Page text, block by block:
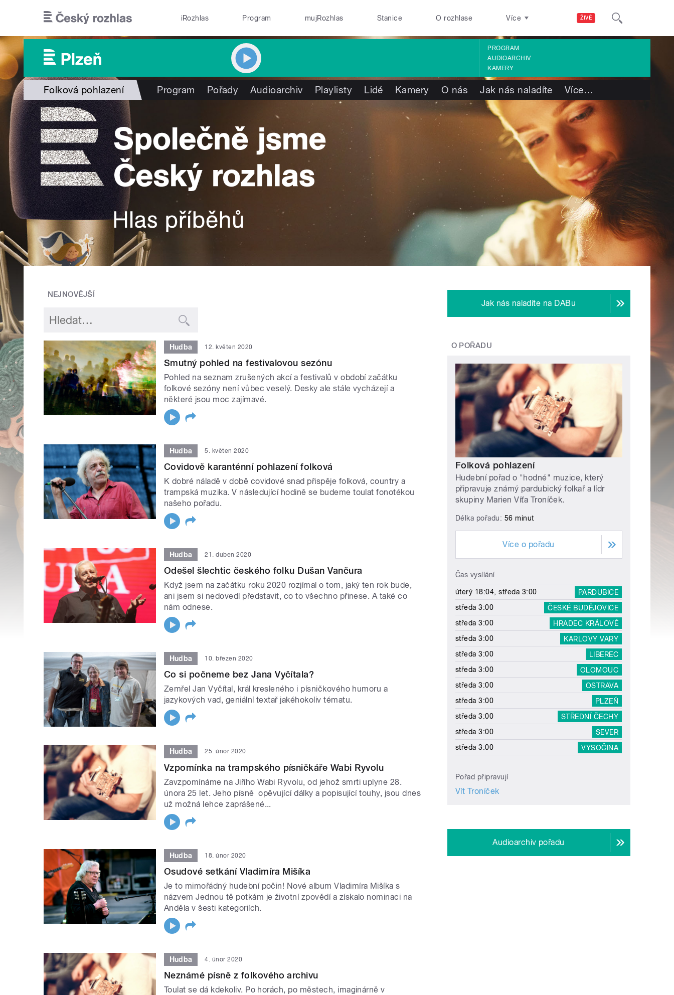
ŽIVĚ
iRozhlas Program mujRozhlas Stanice O rozhlase Více
PROGRAM
AUDIOARCHIV
KAMERY
Folková pohlazení Program Pořady Audioarchiv Playlisty Lidé Kamery O nás Jak nás naladíte Více…
NEJNOVĚJŠÍ
Hudba 12. květen 2020
Smutný pohled na festivalovou sezónu
Pohled na seznam zrušených akcí a festivalů v období začátku
folkové sezóny není vůbec veselý. Desky ale stále vycházejí a
některé jsou moc zajímavé.
Hudba 5. květen 2020
Covidově karanténní pohlazení folková
K dobré náladě v době covidové snad přispěje folková, country a
trampská muzika. V následující hodině se budeme toulat fonotékou
našeho pořadu.
Hudba 21. duben 2020
Odešel šlechtic českého folku Dušan Vančura
Když jsem na začátku roku 2020 rozjímal o tom, jaký ten rok bude,
ani jsem si nedovedl představit, co to všechno přinese. A také co
nám odnese.
Hudba 10. březen 2020
Co si počneme bez Jana Vyčítala?
Zemřel Jan Vyčítal, král kresleného i písničkového humoru a
jazykových vad, geniální textař jakéhokoliv tématu.
Hudba 25. únor 2020
Vzpomínka na trampského písničkáře Wabi Ryvolu
Zavzpomínáme na Jiřího Wabi Ryvolu, od jehož smrti uplyne 28.
února 25 let. Jeho písně opěvující dálky a popisující touhy, jsou dnes
už možná lehce zaprášené...
Hudba 18. únor 2020
Osudové setkání Vladimíra Mišíka
Je to mimořádný hudební počin! Nové album Vladimíra Mišíka s
názvem Jednou tě potkám je životní zpovědí a získalo nominaci na
Anděla v šesti kategoriích.
Hudba 4. únor 2020
Neznámé písně z folkového archivu
Toulat se dá kdekoliv. Po horách, po městech, imaginárně v
Jak nás naladíte na DABu
O POŘADU
Folková pohlazení
Hudební pořad o "hodné" muzice, který
připravuje známý pardubický folkař a lídr
skupiny Marien Víťa Troníček.
Délka pořadu: 56 minut
Více o pořadu
Čas vysílání
úterý 18:04, středa 3:00
PARDUBICE
středa 3:00
ČESKÉ BUDĚJOVICE
středa 3:00
HRADEC KRÁLOVÉ
středa 3:00
KARLOVY VARY
středa 3:00
LIBEREC
středa 3:00
OLOMOUC
středa 3:00
OSTRAVA
středa 3:00
PLZEŇ
středa 3:00
STŘEDNÍ ČECHY
středa 3:00
SEVER
středa 3:00
VYSOČINA
Pořad připravují
Vít Troníček
Audioarchiv pořadu